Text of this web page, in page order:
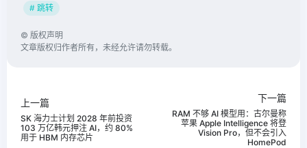
# 跳转
© 版权声明
文章版权归作者所有，未经允许请勿转载。
上一篇
SK 海力士计划 2028 年前投资
103 万亿韩元押注 AI，约 80%
用于 HBM 内存芯片
下一篇
RAM 不够 AI 模型用：古尔曼称
苹果 Apple Intelligence 将登
Vision Pro，但不会引入
HomePod